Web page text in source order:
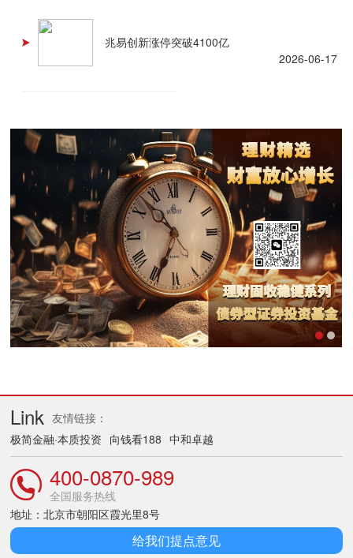
兆易创新涨停突破4100亿
2026-06-17
Link 友情链接：
极简金融·本质投资 向钱看188 中和卓越
400-0870-989
全国服务热线
地址：北京市朝阳区霞光里8号
给我们提点意见